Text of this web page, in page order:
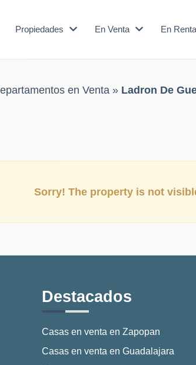
Propiedades En Venta En Renta
en Venta» Ladron De
Sorry! The property is not
Destacados
Casas en venta en Zapopan
Casas en venta en Guadalajara